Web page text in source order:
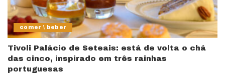
comer \ beber
Tivoli Palácio de Seteais: está de volta o chá
das cinco, inspirado em três rainhas
portuguesas